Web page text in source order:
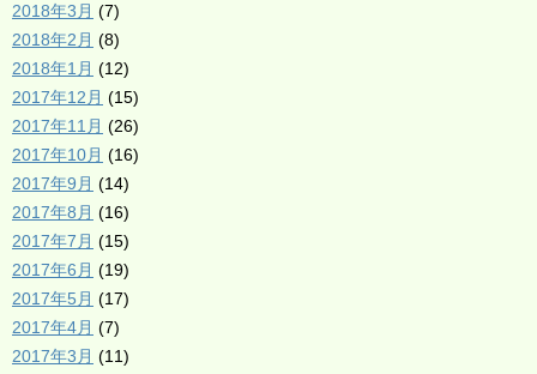
2018年3月 (7)
2018年2月 (8)
2018年1月 (12)
2017年12月 (15)
2017年11月 (26)
2017年10月 (16)
2017年9月 (14)
2017年8月 (16)
2017年7月 (15)
2017年6月 (19)
2017年5月 (17)
2017年4月 (7)
2017年3月 (11)